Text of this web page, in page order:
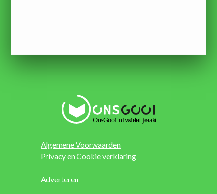
Algemene Voorwaarden
Privacy en Cookie verklaring
Adverteren